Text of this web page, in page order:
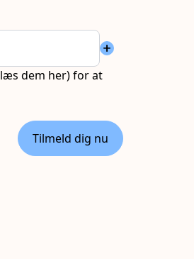
add
læs dem her) for at
Tilmeld dig nu